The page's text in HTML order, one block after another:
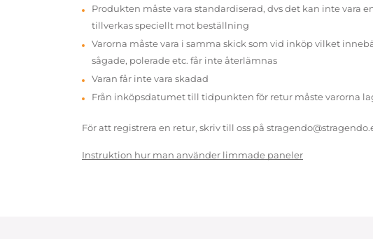
Produkten måste vara standardiserad, dvs det kan inte vara
tillverkas speciellt mot beställning
Varorna måste vara i samma skick som vid inköp vilket
sågade, polerade etc. får inte återlämnas
Varan får inte vara skadad
Från inköpsdatumet till tidpunkten för retur måste varorna
För att registrera en retur, skriv till oss på
Instruktion hur man använder limmade paneler